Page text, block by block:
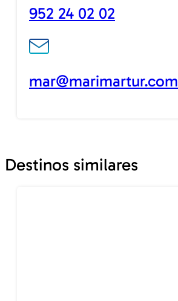
952 24 02 02
mar@marimartur.com
Destinos similares